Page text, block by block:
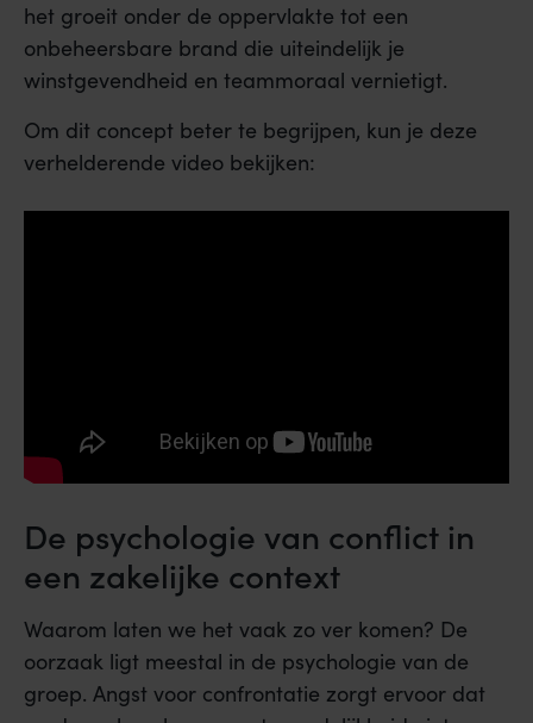
het groeit onder de oppervlakte tot een
onbeheersbare brand die uiteindelijk je
winstgevendheid en teammoraal vernietigt.
Om dit concept beter te begrijpen, kun je deze
verhelderende video bekijken:
De psychologie van conflict in
een zakelijke context
Waarom laten we het vaak zo ver komen? De
oorzaak ligt meestal in de psychologie van de
groep. Angst voor confrontatie zorgt ervoor dat